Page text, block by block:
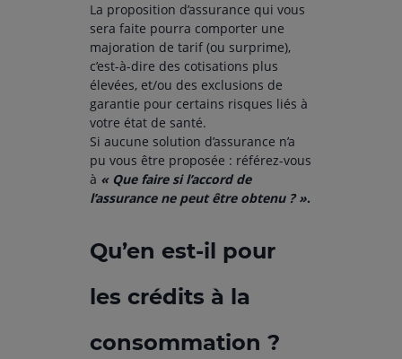
La proposition d’assurance qui vous
sera faite pourra comporter une
majoration de tarif (ou surprime),
c’est-à-dire des cotisations plus
élevées, et/ou des exclusions de
garantie pour certains risques liés à
votre état de santé.
Si aucune solution d’assurance n’a
pu vous être proposée : référez-vous
à « Que faire si l’accord de
l’assurance ne peut être obtenu ? ».
Qu’en est-il pour
les crédits à la
consommation ?